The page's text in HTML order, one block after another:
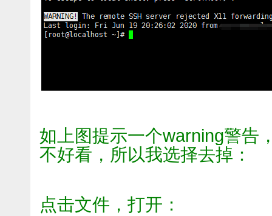
如上图提示一个warning警告
不好看，所以我选择去掉：
点击文件，打开：